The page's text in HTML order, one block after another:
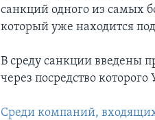
санкций одного из самых
который уже находится
В среду санкции введены
через посредство
Среди компаний,